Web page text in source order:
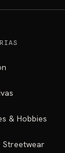
& Hobbies
Streetwear